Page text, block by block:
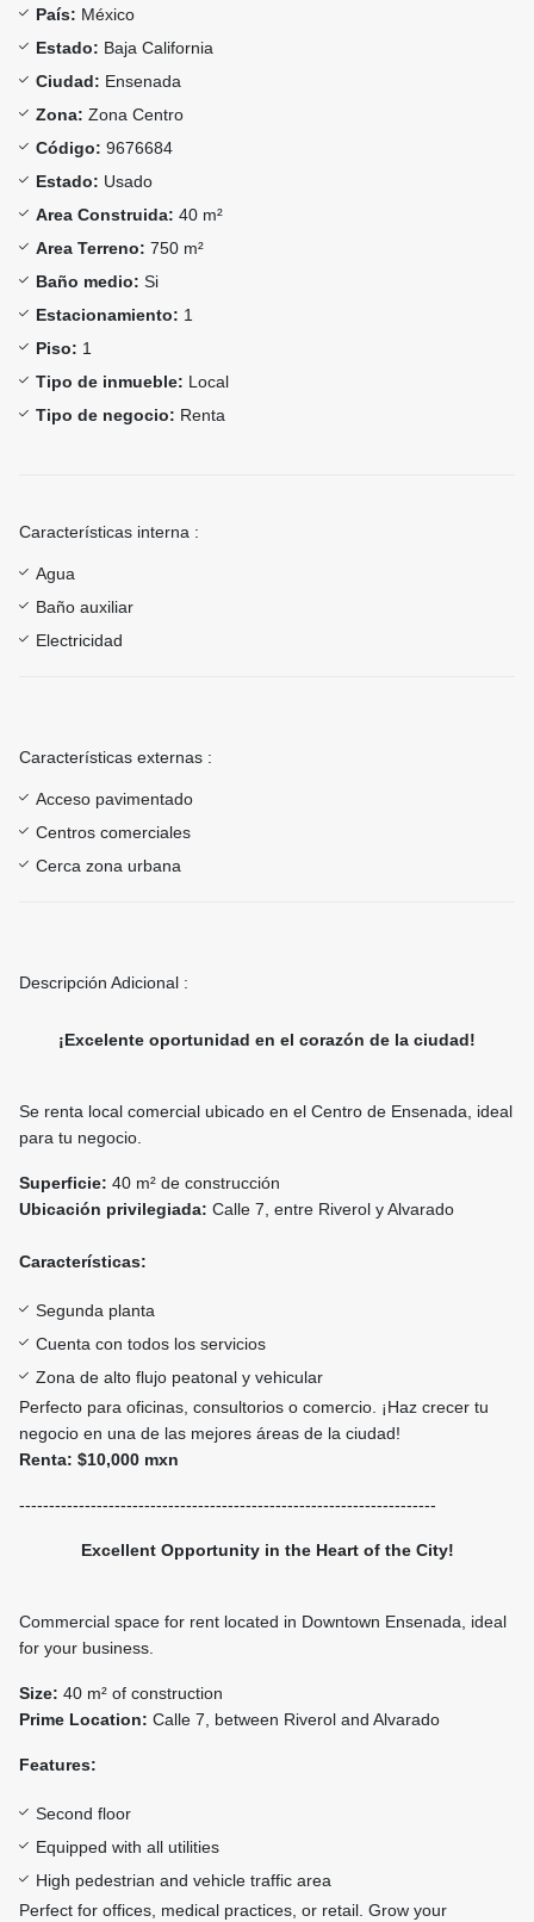
País: México
Estado: Baja California
Ciudad: Ensenada
Zona: Zona Centro
Código: 9676684
Estado: Usado
Area Construida: 40 m²
Area Terreno: 750 m²
Baño medio: Si
Estacionamiento: 1
Piso: 1
Tipo de inmueble: Local
Tipo de negocio: Renta
Características interna :
Agua
Baño auxiliar
Electricidad
Características externas :
Acceso pavimentado
Centros comerciales
Cerca zona urbana
Descripción Adicional :
¡Excelente oportunidad en el corazón de la ciudad!
Se renta local comercial ubicado en el Centro de Ensenada, ideal
para tu negocio.
Superficie: 40 m² de construcción
Ubicación privilegiada: Calle 7, entre Riverol y Alvarado
Características:
Segunda planta
Cuenta con todos los servicios
Zona de alto flujo peatonal y vehicular
Perfecto para oficinas, consultorios o comercio. ¡Haz crecer tu
negocio en una de las mejores áreas de la ciudad!
Renta: $10,000 mxn
----------------------------------------------------------------------
Excellent Opportunity in the Heart of the City!
Commercial space for rent located in Downtown Ensenada, ideal
for your business.
Size: 40 m² of construction
Prime Location: Calle 7, between Riverol and Alvarado
Features:
Second floor
Equipped with all utilities
High pedestrian and vehicle traffic area
Perfect for offices, medical practices, or retail. Grow your